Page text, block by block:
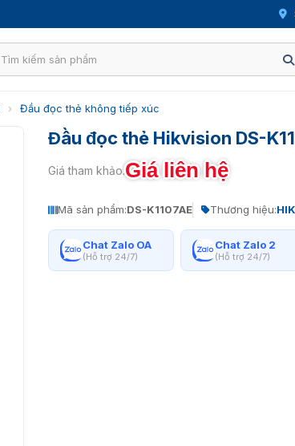
› Đầu đọc thẻ không tiếp xúc
Đầu đọc thẻ Hikvision DS-
Giá tham khảo:Giá liên hệ
Mã sản phẩm:DS-K1107AE Thương hiệu:
Chat Zalo OA
(Hỗ trợ 24/7)
Chat Zalo 2
(Hỗ trợ 24/7)